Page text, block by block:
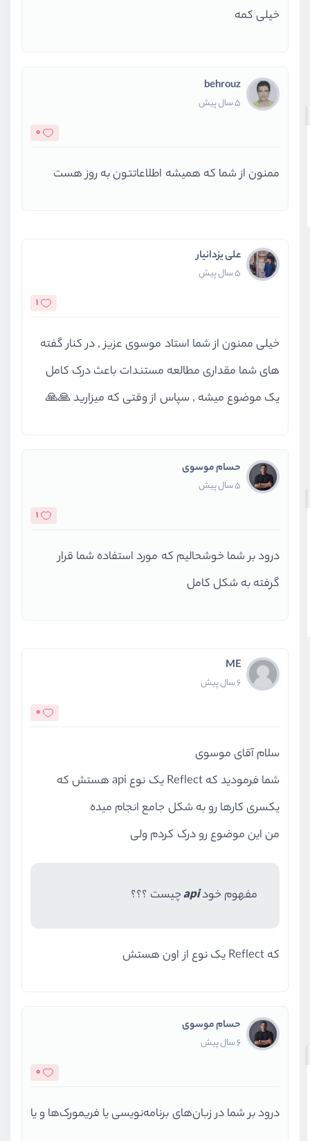
خیلی کمه
behrouz
5 سال پیش
0
ممنون از شما که همیشه اطلاعاتتون به روز هست
علی یزدانیار
5 سال پیش
1
خیلی ممنون از شما استاد موسوی عزیز , در کنار گفته
های شما مقداری مطالعه مستندات باعث درک کامل
یک موضوع میشه , سپاس از وقتی که میزارید 🙏🙏
حسام موسوی
5 سال پیش
1
درود بر شما خوشحالیم که مورد استفاده شما قرار
گرفته به شکل کامل
ME
6 سال پیش
0
سلام آقای موسوی
شما فرمودید که Reflect یک نوع api هستش که
یکسری کارها رو به شکل جامع انجام میده
من این موضوع رو درک کردم ولی
مفهوم خودapiچیست ؟؟؟
که Reflect یک نوع از اون هستش
حسام موسوی
6 سال پیش
0
درود بر شما در زبان‌های برنامه‌نویسی یا فریمورک‌ها و یا